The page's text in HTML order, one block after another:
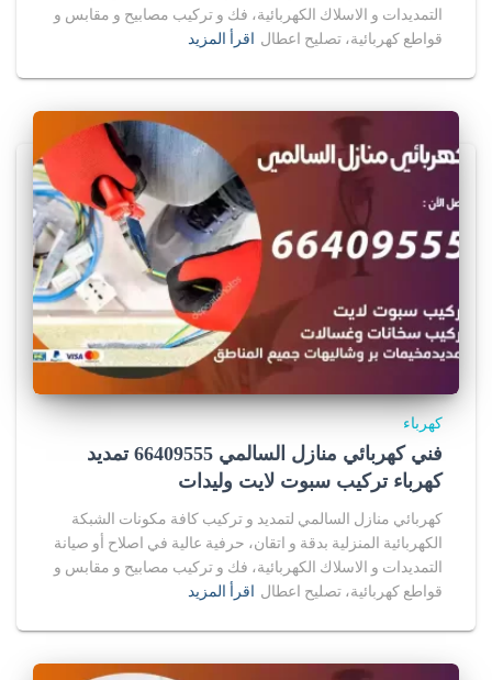
التمديدات و الاسلاك الكهربائية، فك و تركيب مصابيح و مقابس و
قواطع كهربائية، تصليح اعطال اقرأ المزيد
كهرباء
فني كهربائي منازل السالمي 66409555 تمديد
كهرباء تركيب سبوت لايت وليدات
كهربائي منازل السالمي لتمديد و تركيب كافة مكونات الشبكة
الكهربائية المنزلية بدقة و اتقان، حرفية عالية في اصلاح أو صيانة
التمديدات و الاسلاك الكهربائية، فك و تركيب مصابيح و مقابس و
قواطع كهربائية، تصليح اعطال اقرأ المزيد